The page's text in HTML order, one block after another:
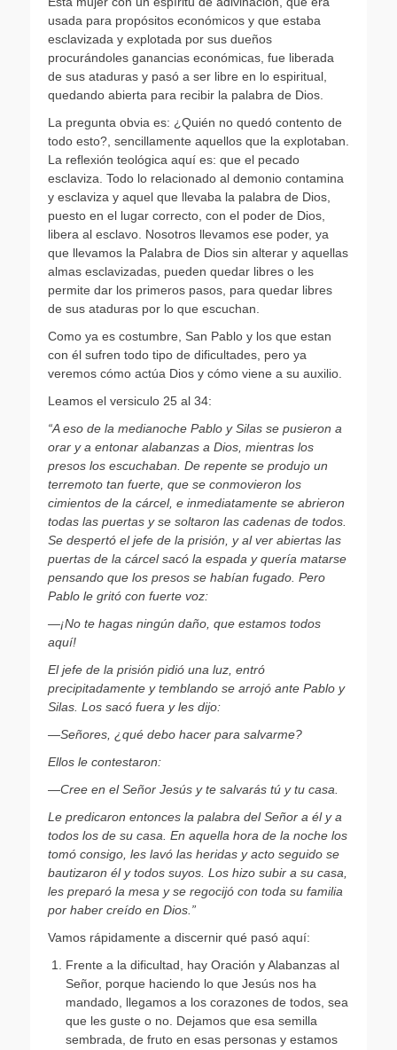
usada para propósitos económicos y que estaba
esclavizada y explotada por sus dueños
procurándoles ganancias económicas, fue liberada
de sus ataduras y pasó a ser libre en lo espiritual,
quedando abierta para recibir la palabra de Dios.
La pregunta obvia es: ¿Quién no quedó contento de
todo esto?, sencillamente aquellos que la explotaban.
La reflexión teológica aquí es: que el pecado
esclaviza. Todo lo relacionado al demonio contamina
y esclaviza y aquel que llevaba la palabra de Dios,
puesto en el lugar correcto, con el poder de Dios,
libera al esclavo. Nosotros llevamos ese poder, ya
que llevamos la Palabra de Dios sin alterar y aquellas
almas esclavizadas, pueden quedar libres o les
permite dar los primeros pasos, para quedar libres
de sus ataduras por lo que escuchan.
Como ya es costumbre, San Pablo y los que estan
con él sufren todo tipo de dificultades, pero ya
veremos cómo actúa Dios y cómo viene a su auxilio.
Leamos el versiculo 25 al 34:
“A eso de la medianoche Pablo y Silas se pusieron a
orar y a entonar alabanzas a Dios, mientras los
presos los escuchaban. De repente se produjo un
terremoto tan fuerte, que se conmovieron los
cimientos de la cárcel, e inmediatamente se abrieron
todas las puertas y se soltaron las cadenas de todos.
Se despertó el jefe de la prisión, y al ver abiertas las
puertas de la cárcel sacó la espada y quería matarse
pensando que los presos se habían fugado. Pero
Pablo le gritó con fuerte voz:
—¡No te hagas ningún daño, que estamos todos
aquí!
El jefe de la prisión pidió una luz, entró
precipitadamente y temblando se arrojó ante Pablo y
Silas. Los sacó fuera y les dijo:
—Señores, ¿qué debo hacer para salvarme?
Ellos le contestaron:
—Cree en el Señor Jesús y te salvarás tú y tu casa.
Le predicaron entonces la palabra del Señor a él y a
todos los de su casa. En aquella hora de la noche los
tomó consigo, les lavó las heridas y acto seguido se
bautizaron él y todos suyos. Los hizo subir a su casa,
les preparó la mesa y se regocijó con toda su familia
por haber creído en Dios.”
Vamos rápidamente a discernir qué pasó aquí:
Frente a la dificultad, hay Oración y Alabanzas al
Señor, porque haciendo lo que Jesús nos ha
mandado, llegamos a los corazones de todos, sea
que les guste o no. Dejamos que esa semilla
sembrada, de fruto en esas personas y estamos